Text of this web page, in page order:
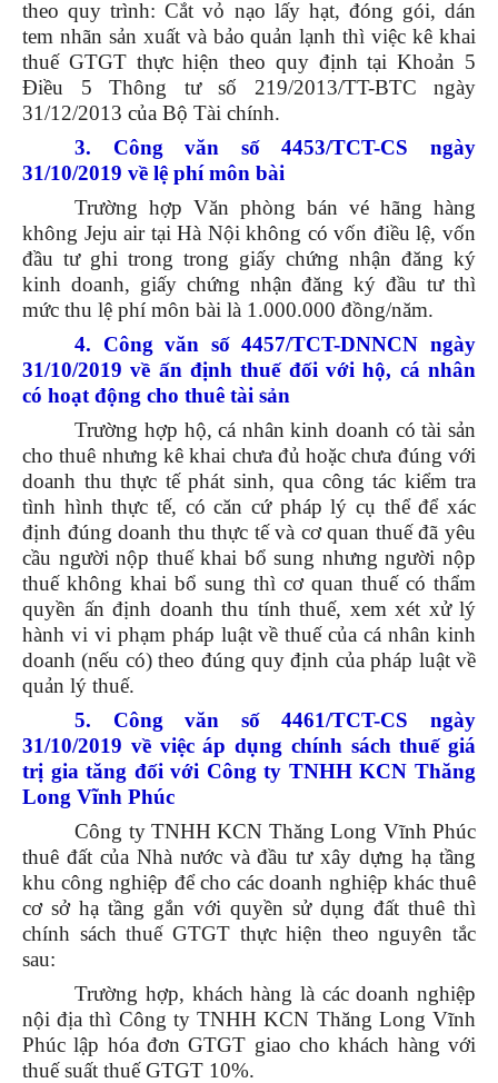
theo quy trình: Cắt vỏ nạo lấy hạt, đóng gói, dán
tem nhãn sản xuất và bảo quản lạnh thì việc kê khai
thuế GTGT thực hiện theo quy định tại Khoản 5
Điều 5 Thông tư số 219/2013/TT-BTC ngày
31/12/2013 của Bộ Tài chính.
3. Công văn số 4453/TCT-CS ngày
31/10/2019 về lệ phí môn bài
Trường hợp Văn phòng bán vé hãng hàng
không Jeju air tại Hà Nội không có vốn điều lệ, vốn
đầu tư ghi trong trong giấy chứng nhận đăng ký
kinh doanh, giấy chứng nhận đăng ký đầu tư thì
mức thu lệ phí môn bài là 1.000.000 đồng/năm.
4. Công văn số 4457/TCT-DNNCN ngày
31/10/2019 về ấn định thuế đối với hộ, cá nhân
có hoạt động cho thuê tài sản
Trường hợp hộ, cá nhân kinh doanh có tài sản
cho thuê nhưng kê khai chưa đủ hoặc chưa đúng với
doanh thu thực tế phát sinh, qua công tác kiểm tra
tình hình thực tế, có căn cứ pháp lý cụ thể để xác
định đúng doanh thu thực tế và cơ quan thuế đã yêu
cầu người nộp thuế khai bổ sung nhưng người nộp
thuế không khai bổ sung thì cơ quan thuế có thẩm
quyền ấn định doanh thu tính thuế, xem xét xử lý
hành vi vi phạm pháp luật về thuế của cá nhân kinh
doanh (nếu có) theo đúng quy định của pháp luật về
quản lý thuế.
5. Công văn số 4461/TCT-CS ngày
31/10/2019 về việc áp dụng chính sách thuế giá
trị gia tăng đối với Công ty TNHH KCN Thăng
Long Vĩnh Phúc
Công ty TNHH KCN Thăng Long Vĩnh Phúc
thuê đất của Nhà nước và đầu tư xây dựng hạ tầng
khu công nghiệp để cho các doanh nghiệp khác thuê
cơ sở hạ tầng gắn với quyền sử dụng đất thuê thì
chính sách thuế GTGT thực hiện theo nguyên tắc
sau:
Trường hợp, khách hàng là các doanh nghiệp
nội địa thì Công ty TNHH KCN Thăng Long Vĩnh
Phúc lập hóa đơn GTGT giao cho khách hàng với
thuế suất thuế GTGT 10%.